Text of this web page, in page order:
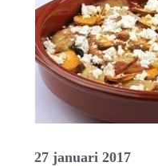
27 januari 2017